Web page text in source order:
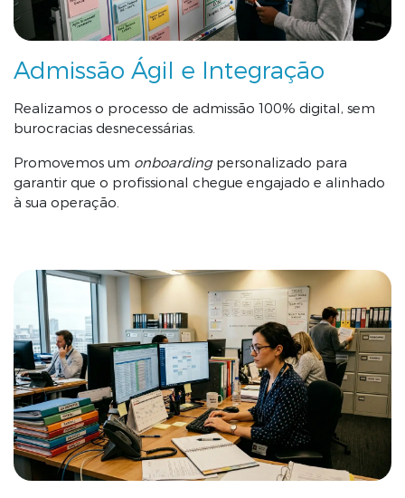
Admissão Ágil e Integração
Realizamos o processo de admissão 100% digital, sem
burocracias desnecessárias.
Promovemos um onboardingpersonalizado para
garantir que o profissional chegue engajado e alinhado
à sua operação.